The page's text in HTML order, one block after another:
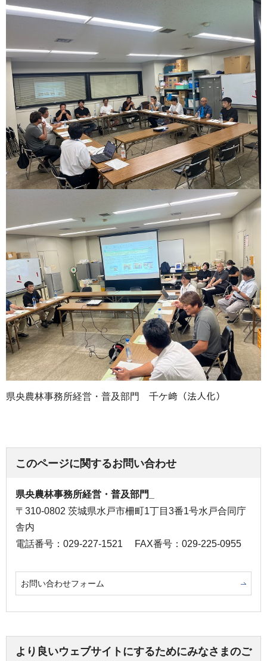
県央農林事務所経営・普及部門 千ケ﨑（法人化）
このページに関するお問い合わせ
県央農林事務所経営・普及部門_
〒310-0802 茨城県水戸市柵町1丁目3番1号水戸合同庁
舎内
電話番号：029-227-1521
FAX番号：029-225-0955
お問い合わせフォーム
より良いウェブサイトにするためにみなさまのご